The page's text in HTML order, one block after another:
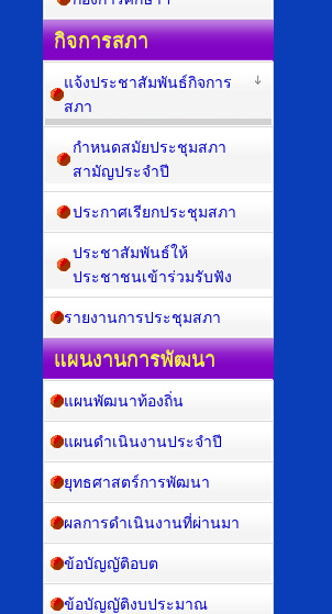
กิจการสภา
แจ้งประชาสัมพันธ์กิจการ
สภา
กำหนดสมัยประชุมสภา
สามัญประจำปี
ประกาศเรียกประชุมสภา
ประชาสัมพันธ์ให้
ประชาชนเข้าร่วมรับฟัง
รายงานการประชุมสภา
แผนงานการพัฒนา
แผนพัฒนาท้องถิ่น
แผนดำเนินงานประจำปี
ยุทธศาสตร์การพัฒนา
ผลการดำเนินงานที่ผ่านมา
ข้อบัญญัติอบต
ข้อบัญญัติงบประมาณ